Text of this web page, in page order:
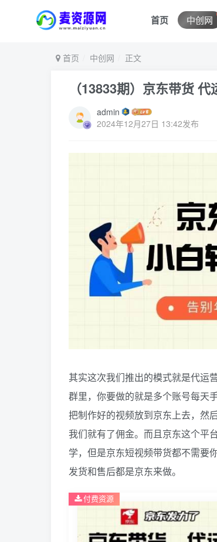
首页 中创网
首页 中创网 正文
（13833期）京东带货
admin
2024年12月27日 13:42发布
其实这次我们推出的模式就是代运
群里，你要做的就是多个账号每天
把制作好的视频放到京东上去，然
我们就有了佣金。而且京东这个平
学，但是京东短视频带货都不需要
发货和售后都是京东来做。
付费资源